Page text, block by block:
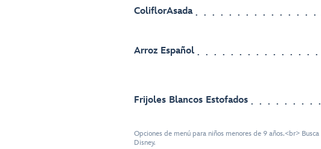
ColiflorAsada
Arroz Español
Frijoles Blancos Estofados
Opciones de menú para niños menores de 9 años.<br>
Disney.